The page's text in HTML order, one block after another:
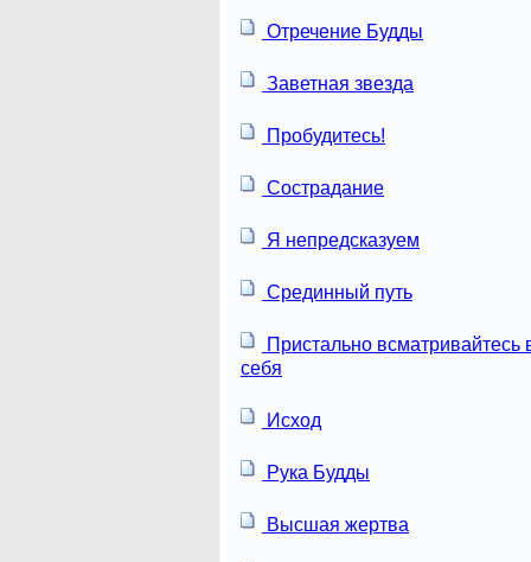
Отречение Будды
Заветная звезда
Пробудитесь!
Сострадание
Я непредсказуем
Срединный путь
Пристально всматривайтесь
себя
Исход
Рука Будды
Высшая жертва